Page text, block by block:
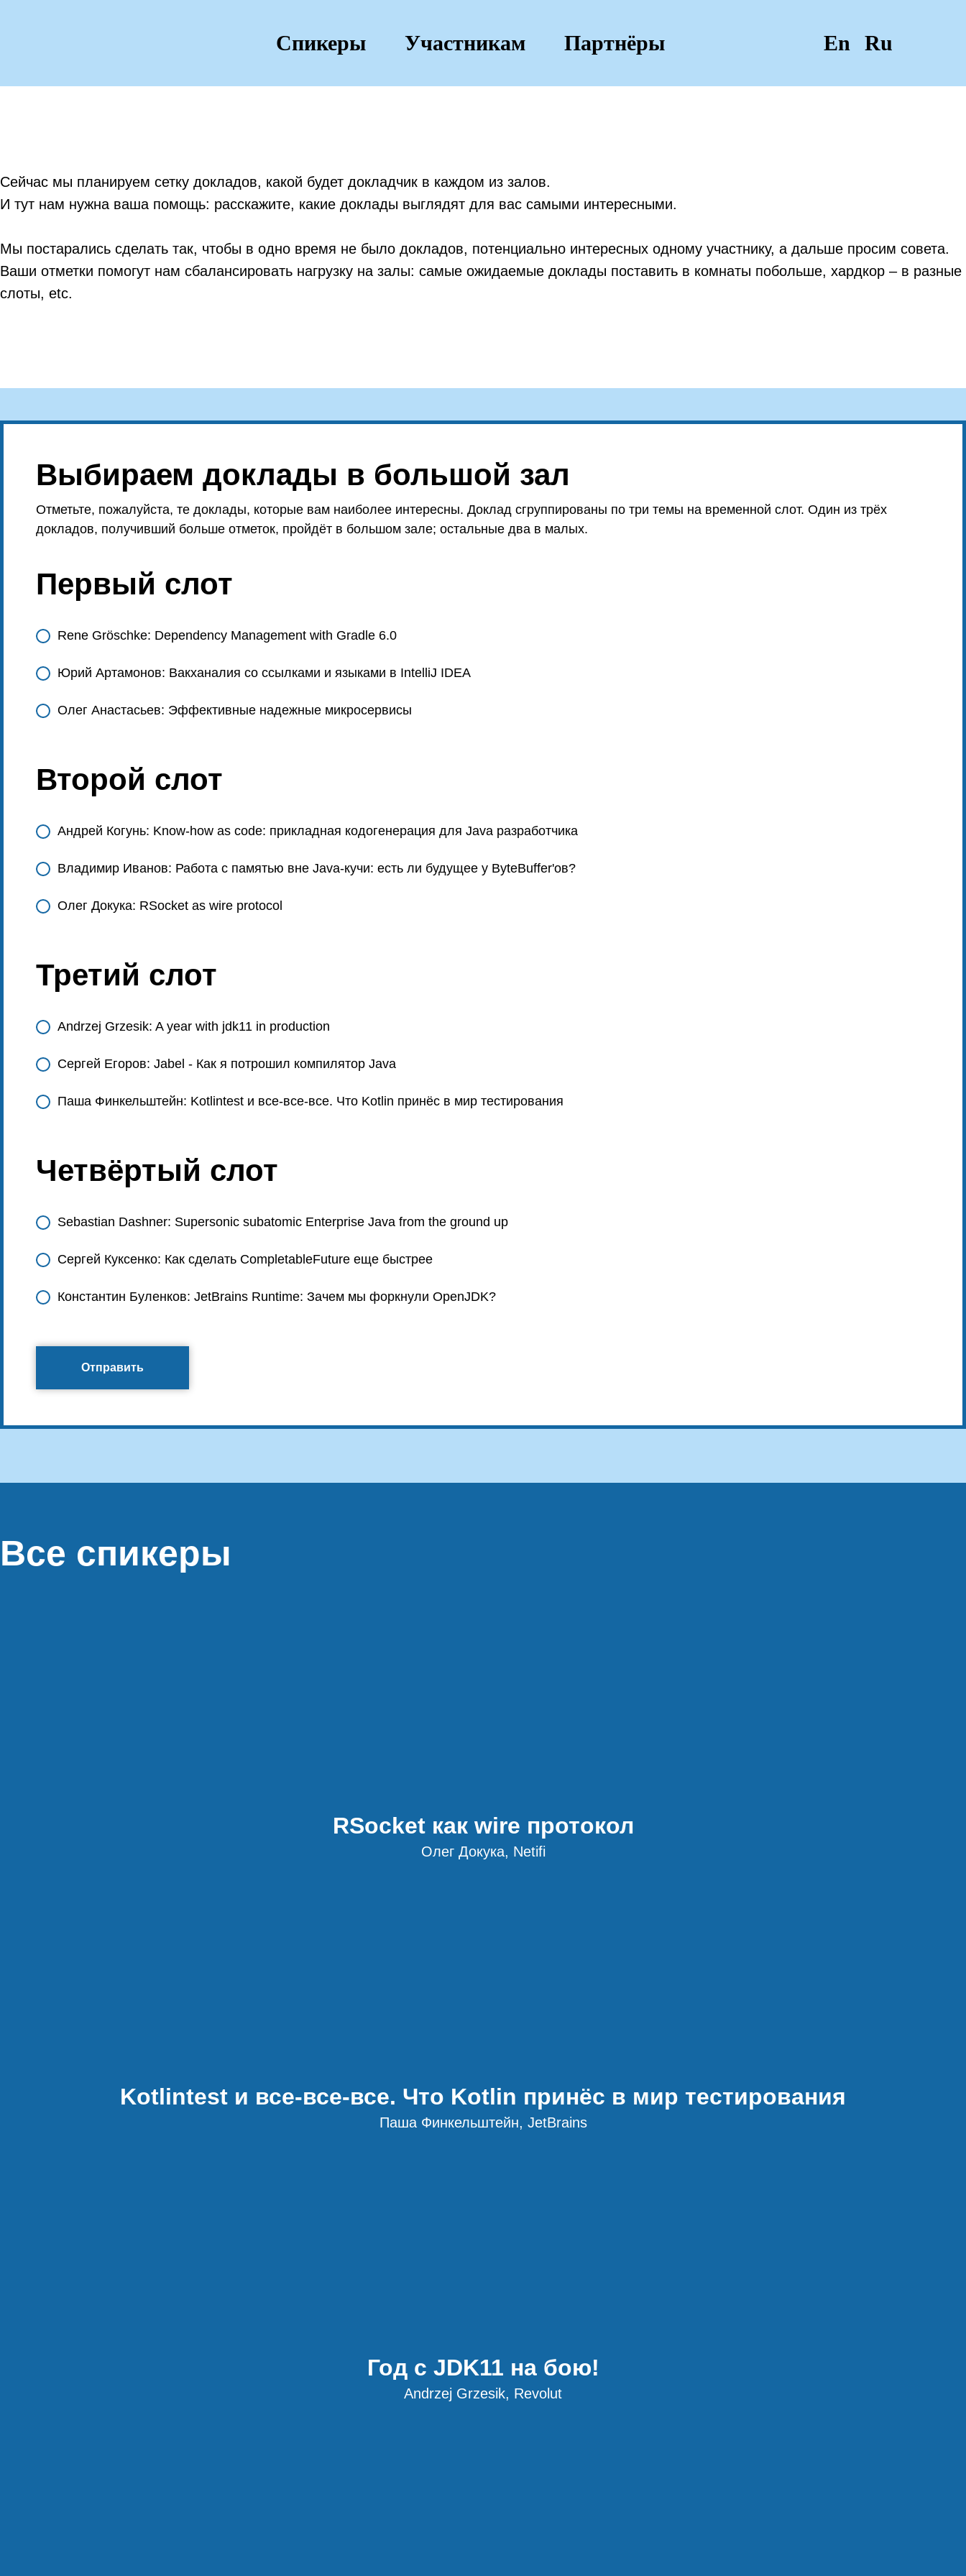
Спикеры Участникам Партнёры En Ru
Сейчас мы планируем сетку докладов, какой будет докладчик в каждом из залов.
И тут нам нужна ваша помощь: расскажите, какие доклады выглядят для вас самыми интересными.
Мы постарались сделать так, чтобы в одно время не было докладов, потенциально интересных одному участнику, а дальше просим совета.
Ваши отметки помогут нам сбалансировать нагрузку на залы: самые ожидаемые доклады поставить в комнаты побольше, хардкор – в разные
слоты, etc.
Выбираем доклады в большой зал
Отметьте, пожалуйста, те доклады, которые вам наиболее интересны. Доклад сгруппированы по три темы на временной слот. Один из трёх
докладов, получивший больше отметок, пройдёт в большом зале; остальные два в малых.
Первый слот
Rene Gröschke: Dependency Management with Gradle 6.0
Юрий Артамонов: Вакханалия со ссылками и языками в IntelliJ IDEA
Олег Анастасьев: Эффективные надежные микросервисы
Второй слот
Андрей Когунь: Know-how as code: прикладная кодогенерация для Java разработчика
Владимир Иванов: Работа с памятью вне Java-кучи: есть ли будущее у ByteBuffer'ов?
Олег Докука: RSocket as wire protocol
Третий слот
Andrzej Grzesik: A year with jdk11 in production
Сергей Егоров: Jabel - Как я потрошил компилятор Java
Паша Финкельштейн: Kotlintest и все-все-все. Что Kotlin принёс в мир тестирования
Четвёртый слот
Sebastian Dashner: Supersonic subatomic Enterprise Java from the ground up
Сергей Куксенко: Как сделать CompletableFuture еще быстрее
Константин Буленков: JetBrains Runtime: Зачем мы форкнули OpenJDK?
Отправить
Все спикеры
RSocket как wire протокол
Олег Докука, Netifi
Kotlintest и все-все-все. Что Kotlin принёс в мир тестирования
Паша Финкельштейн, JetBrains
Год с JDK11 на бою!
Andrzej Grzesik, Revolut